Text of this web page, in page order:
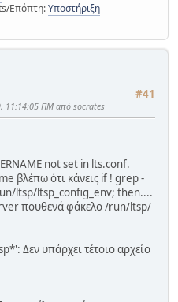
Επόπτη:Υποστήριξη-
#41
11:14:05 ΠΜ από socrates
not set in lts.conf.
βλέπω ότι κάνεις if ! grep -
ltsp/ltsp_config_env; then....
πουθενά φάκελο /run/ltsp/
Δεν υπάρχει τέτοιο αρχείο